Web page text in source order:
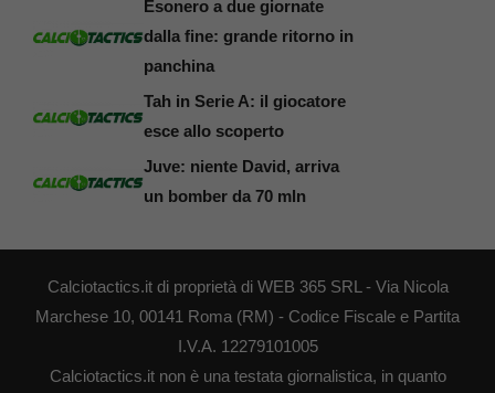
Esonero a due giornate
dalla fine: grande ritorno in
panchina
Tah in Serie A: il giocatore
esce allo scoperto
Juve: niente David, arriva
un bomber da 70 mln
Calciotactics.it di proprietà di WEB 365 SRL - Via Nicola
Marchese 10, 00141 Roma (RM) - Codice Fiscale e Partita
I.V.A. 12279101005
Calciotactics.it non è una testata giornalistica, in quanto